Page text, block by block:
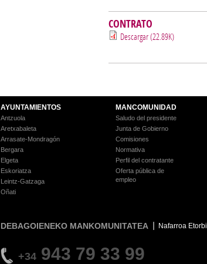
CONTRATO
Descargar (22.89K)
AYUNTAMIENTOS
Antzuola
Aretxabaleta
Arrasate-Mondragón
Bergara
Elgeta
Eskoriatza
Leintz-Gatzaga
Oñati
MANCOMUNIDAD
Saludo del presidente
Junta de Gobierno
Comisiones
Normativa
Perfil del contratante
Oferta pública de
empleo
DEBAGOIENEKO MANKOMUNITATEA Nafarroa
+34943 79 33 99